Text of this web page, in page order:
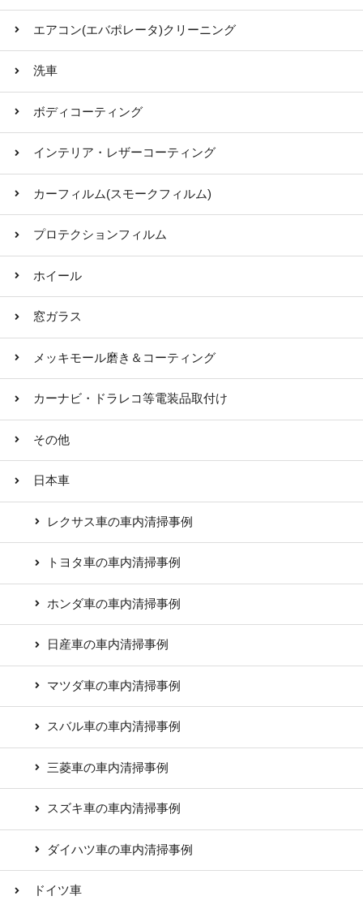
エアコン(エバポレータ)クリーニング
洗車
ボディコーティング
インテリア・レザーコーティング
カーフィルム(スモークフィルム)
プロテクションフィルム
ホイール
窓ガラス
メッキモール磨き＆コーティング
カーナビ・ドラレコ等電装品取付け
その他
日本車
レクサス車の車内清掃事例
トヨタ車の車内清掃事例
ホンダ車の車内清掃事例
日産車の車内清掃事例
マツダ車の車内清掃事例
スバル車の車内清掃事例
三菱車の車内清掃事例
スズキ車の車内清掃事例
ダイハツ車の車内清掃事例
ドイツ車